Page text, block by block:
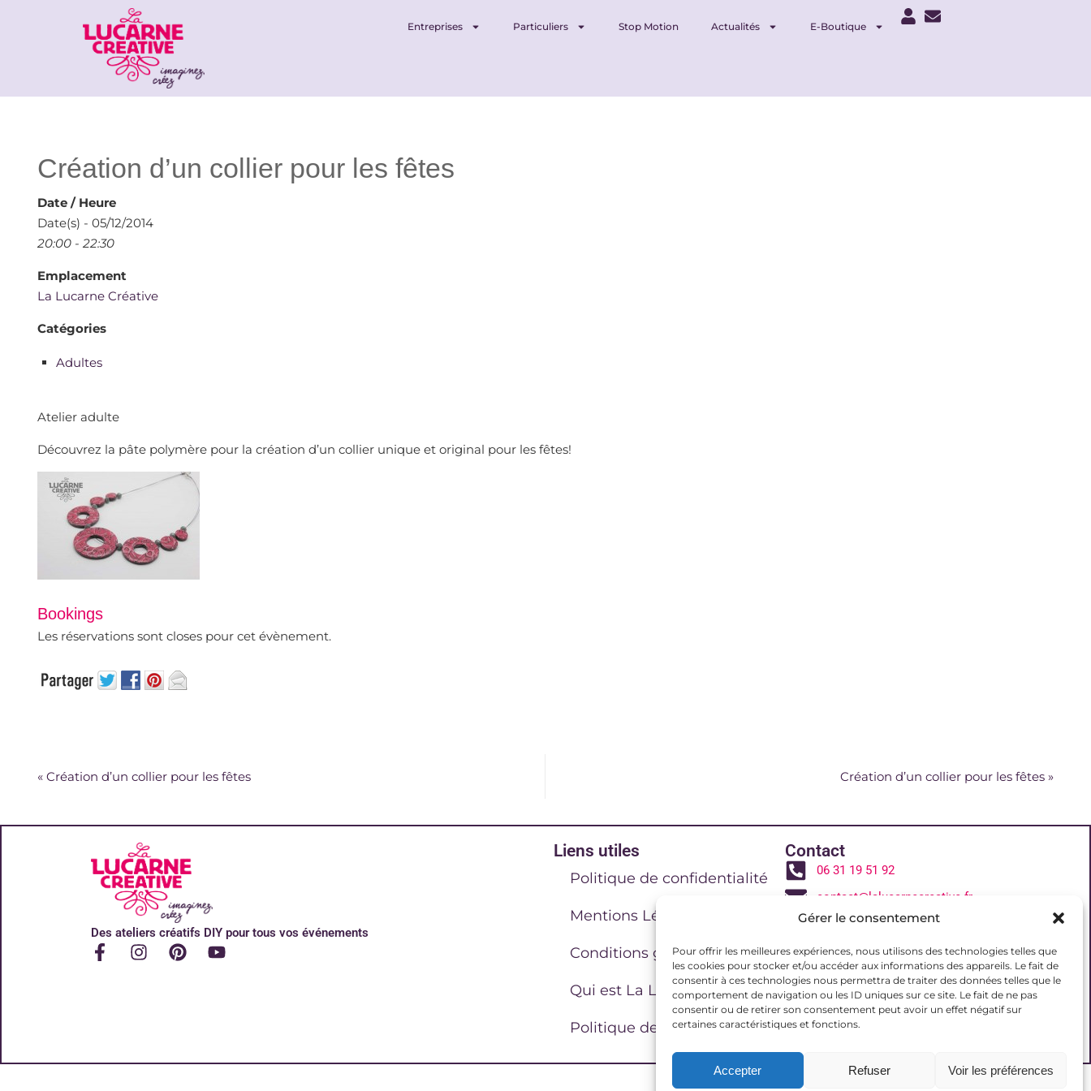
Gérer le consentement
Pour offrir les meilleures expériences, nous utilisons des technologies telles que
les cookies pour stocker et/ou accéder aux informations des appareils. Le fait de
consentir à ces technologies nous permettra de traiter des données telles que le
comportement de navigation ou les ID uniques sur ce site. Le fait de ne pas
consentir ou de retirer son consentement peut avoir un effet négatif sur
certaines caractéristiques et fonctions.
Accepter Refuser Voir les préférences
Entreprises Particuliers Stop Motion Actualités E-Boutique
Création d’un collier pour les fêtes
Date / Heure
Date(s) - 05/12/2014
20:00 - 22:30
Emplacement
La Lucarne Créative
Catégories
Adultes
Atelier adulte
Découvrez la pâte polymère pour la création d’un collier unique et original pour les fêtes!
Bookings
Les réservations sont closes pour cet évènement.
« Création d’un collier pour les fêtes Création d’un collier pour les fêtes »
Des ateliers créatifs DIY pour tous vos événements
Liens utiles
Politique de confidentialité
Mentions Légales
Conditions générales de vente
Qui est La Lucarne Creative
Politique de cookies (UE)
Contact
06 31 19 51 92
contact@lalucarnecreative.fr
77700 Magny le Hongre